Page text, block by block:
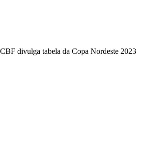
CBF divulga tabela da Copa Nordeste 2023